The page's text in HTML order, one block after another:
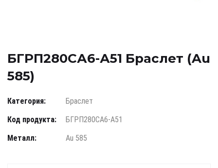
БГРП280СА6-А51 Браслет (Au
585)
Категория:
Браслет
Код продукта:
БГРП280СА6-А51
Металл:
Au 585